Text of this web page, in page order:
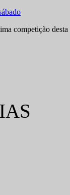
competição